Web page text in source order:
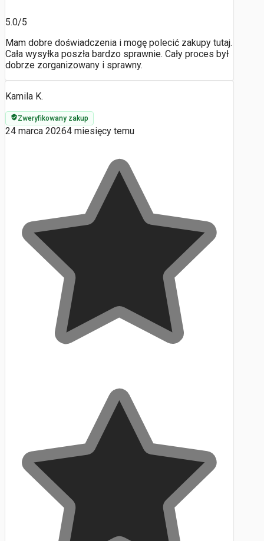
5.0/5
Mam dobre doświadczenia i mogę polecić zakupy tutaj.
Cała wysyłka poszła bardzo sprawnie. Cały proces był
dobrze zorganizowany i sprawny.
Kamila K.
Zweryfikowany zakup
24 marca 20264 miesięcy temu